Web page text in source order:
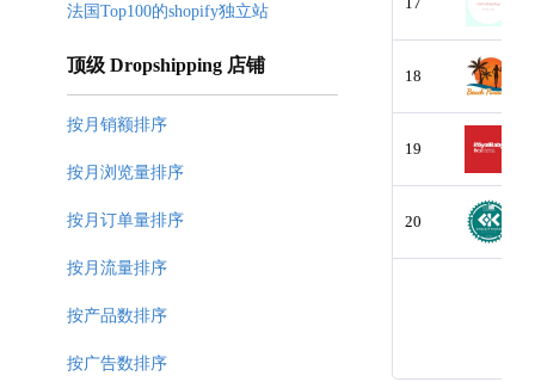
18
19
20
法国Top100的shopify独立站
顶级 Dropshipping 店铺
按月销额排序
按月浏览量排序
按月订单量排序
按月流量排序
按产品数排序
按广告数排序